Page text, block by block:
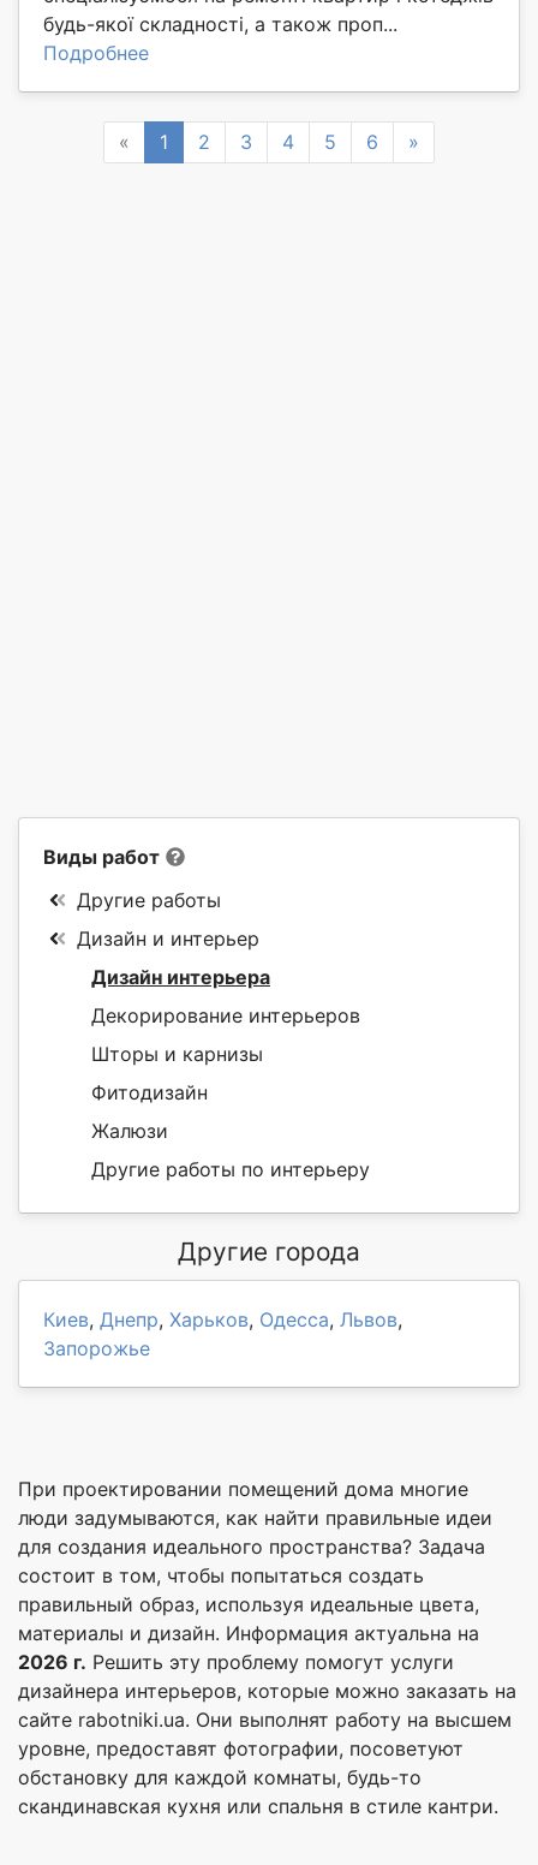
будь-якої складності, а також проп...
Подробнее
« Previous
1 2 3 4 5 6 »
Виды работ
Другие работы
Дизайн и интерьер
Дизайн интерьера
Декорирование интерьеров
Шторы и карнизы
Фитодизайн
Жалюзи
Другие работы по интерьеру
Другие города
Киев, Днепр, Харьков, Одесса, Львов,
Запорожье
При проектировании помещений дома многие
люди задумываются, как найти правильные идеи
для создания идеального пространства? Задача
состоит в том, чтобы попытаться создать
правильный образ, используя идеальные цвета,
материалы и дизайн. Информация актуальна на
2026 г. Решить эту проблему помогут услуги
дизайнера интерьеров, которые можно заказать на
сайте rabotniki.ua. Они выполнят работу на высшем
уровне, предоставят фотографии, посоветуют
обстановку для каждой комнаты, будь-то
скандинавская кухня или спальня в стиле кантри.